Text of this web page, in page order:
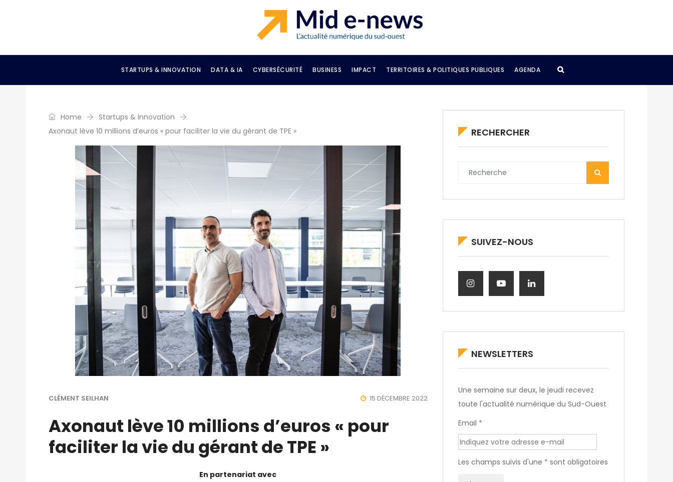
STARTUPS & INNOVATION DATA & IA CYBERSÉCURITÉ BUSINESS IMPACT TERRITOIRES & POLITIQUES PUBLIQUES AGENDA
Home
Startups & Innovation
Axonaut lève 10 millions d’euros « pour faciliter la vie du gérant de TPE »
CLÉMENT SEILHAN 15 DÉCEMBRE 2022
Axonaut lève 10 millions d’euros « pour
faciliter la vie du gérant de TPE »
En partenariat avec
RECHERCHER
SUIVEZ-NOUS
NEWSLETTERS
Une semaine sur deux, le jeudi recevez
toute l'actualité numérique du Sud-Ouest
Email *
Les champs suivis d'une * sont obligatoires